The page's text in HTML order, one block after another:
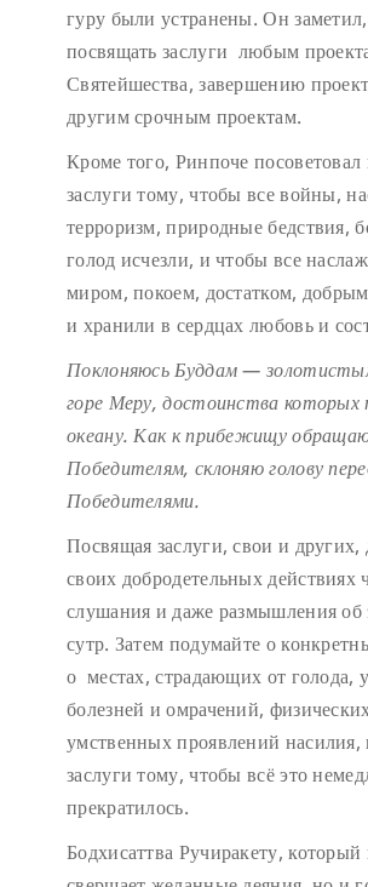
гуру были устранены. Он заметил,
посвящать заслуги любым
Святейшества, завершению
другим срочным проектам.
Кроме того, Ринпоче посоветовал
заслуги тому, чтобы все войны,
терроризм, природные бедствия,
голод исчезли, и чтобы все
миром, покоем, достатком,
и хранили в сердцах любовь и
Поклоняюсь Буддам —
горе Меру, достоинства которых
океану. Как к прибежищу
Победителям, склоняю голову
Победителями.
Посвящая заслуги, свои и других,
своих добродетельных действиях
слушания и даже размышления об
сутр. Затем подумайте о
о местах, страдающих от голода,
болезней и омрачений,
умственных проявлений насилия,
заслуги тому, чтобы всё это
прекратилось.
Бодхисаттва Ручиракету, который